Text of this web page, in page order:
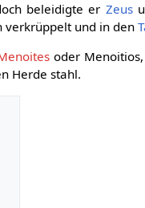
beleidigte er Zeus
verkrüppelt und in den
oder
Herde stahl.